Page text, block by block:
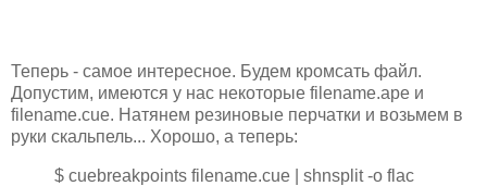
Теперь - самое интересное. Будем кромсать файл.
Допустим, имеются у нас некоторые filename.ape и
filename.cue. Натянем резиновые перчатки и возьмем в
руки скальпель... Хорошо, а теперь:
$ cuebreakpoints filename.cue | shnsplit -o flac